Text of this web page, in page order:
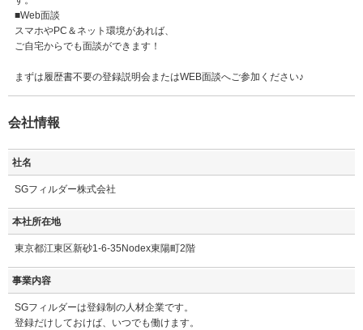
■Web面談
スマホやPC＆ネット環境があれば、
ご自宅からでも面談ができます！
まずは履歴書不要の登録説明会またはWEB面談へご参加ください♪
会社情報
社名
SGフィルダー株式会社
本社所在地
東京都江東区新砂1-6-35Nodex東陽町2階
事業内容
SGフィルダーは登録制の人材企業です。
登録だけしておけば、いつでも働けます。